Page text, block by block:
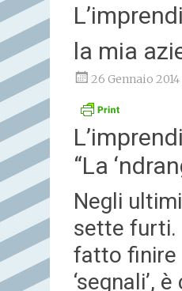
la mia
26 Gennaio 2014
“La
Negli
sette furti.
fatto finire
‘segnali’,